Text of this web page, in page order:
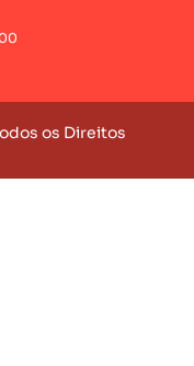
os Direitos